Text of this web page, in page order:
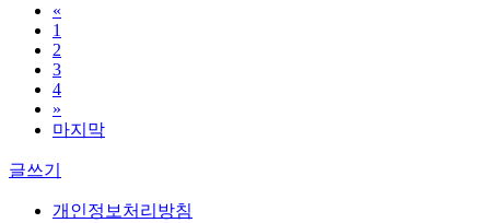
«
1
2
3
4
»
마지막
글쓰기
개인정보처리방침